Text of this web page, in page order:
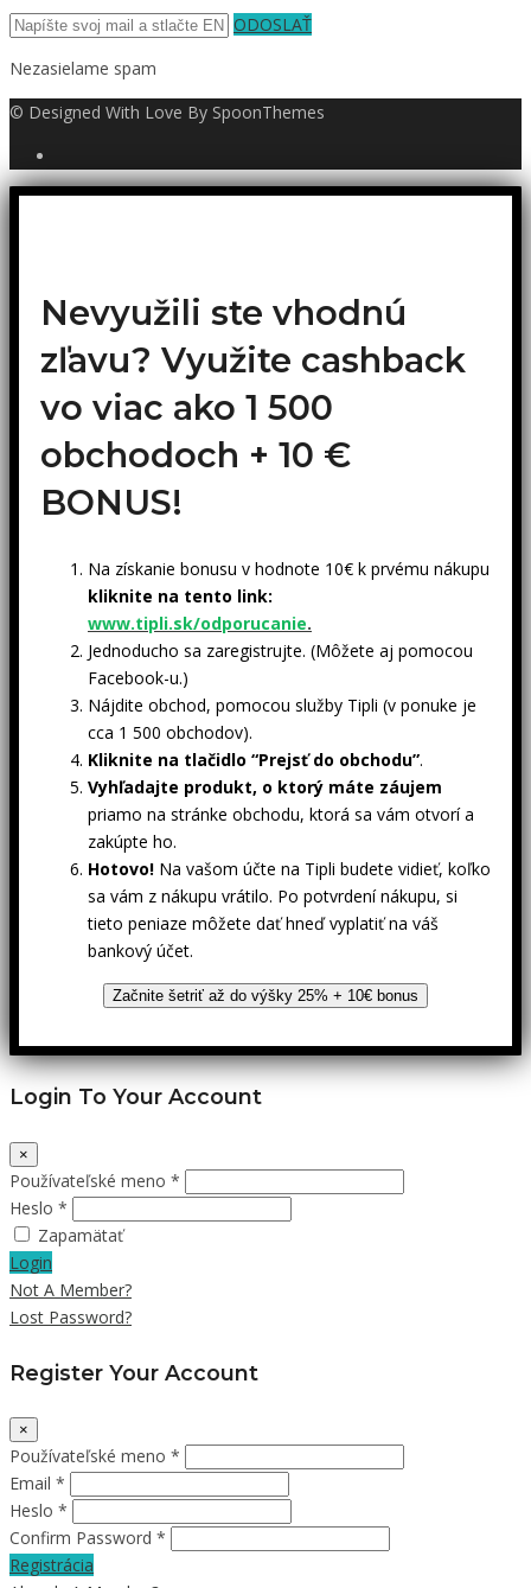
ODOSLAŤ
Nezasielame spam
© Designed With Love By SpoonThemes
Nevyužili ste vhodnú
zľavu? Využite cashback
vo viac ako 1 500
obchodoch + 10 €
BONUS!
Na získanie bonusu v hodnote 10€ k prvému nákupu
kliknite na tento link:
www.tipli.sk/odporucanie.
Jednoducho sa zaregistrujte. (Môžete aj pomocou
Facebook-u.)
Nájdite obchod, pomocou služby Tipli (v ponuke je
cca 1 500 obchodov).
Kliknite na tlačidlo “Prejsť do obchodu”.
Vyhľadajte produkt, o ktorý máte záujem
priamo na stránke obchodu, ktorá sa vám otvorí a
zakúpte ho.
Hotovo! Na vašom účte na Tipli budete vidieť, koľko
sa vám z nákupu vrátilo. Po potvrdení nákupu, si
tieto peniaze môžete dať hneď vyplatiť na váš
bankový účet.
Začnite šetriť až do výšky 25% + 10€ bonus
Login To Your Account
×
Používateľské meno *
Heslo *
Zapamätať
Login
Not A Member?
Lost Password?
Register Your Account
×
Používateľské meno *
Email *
Heslo *
Confirm Password *
Registrácia